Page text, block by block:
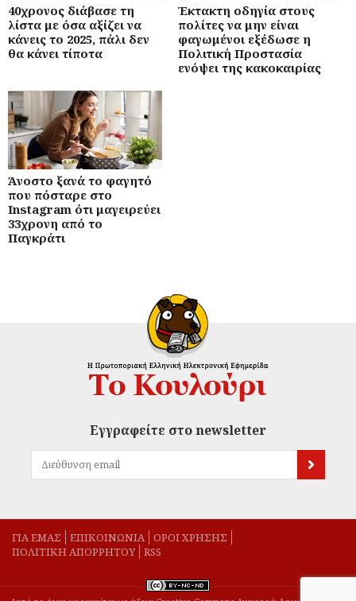
40χρονος διάβασε τη
λίστα με όσα αξίζει να
κάνεις το 2025, πάλι δεν
θα κάνει τίποτα
Έκτακτη οδηγία στους
πολίτες να μην είναι
φαγωμένοι εξέδωσε η
Πολιτική Προστασία
ενόψει της κακοκαιρίας
Άνοστο ξανά το φαγητό
που πόσταρε στο
Instagram ότι μαγειρεύει
33χρονη από το
Παγκράτι
Εγγραφείτε στο newsletter
ΓΙΑ ΕΜΑΣ EΠΙΚΟΙΝΩΝΙΑ
ΟΡΟΙ ΧΡΗΣΗΣ
ΠΟΛΙΤΙΚΗ ΑΠΟΡΡΗΤΟΥ
RSS